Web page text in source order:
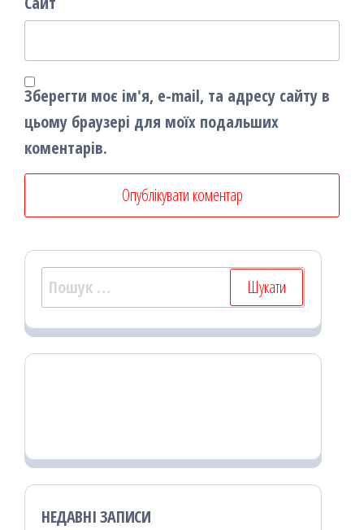
Зберегти моє ім'я, e-mail, та адресу сайту в
цьому браузері для моїх подальших
коментарів.
Пошук:
НЕДАВНІ ЗАПИСИ